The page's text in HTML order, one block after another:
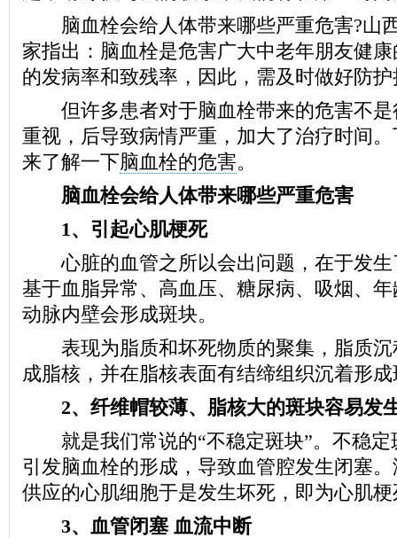
脑血栓会给人体带来哪些严重危害?山
家指出：脑血栓是危害广大中老年朋友健
的发病率和致残率，因此，需及时做好防
但许多患者对于脑血栓带来的危害不是
重视，后导致病情严重，加大了治疗时间
来了解一下脑血栓的危害。
脑血栓会给人体带来哪些严重危害
1、引起心肌梗死
心脏的血管之所以会出问题，在于发生
基于血脂异常、高血压、糖尿病、吸烟、
动脉内壁会形成斑块。
表现为脂质和坏死物质的聚集，脂质沉
成脂核，并在脂核表面有结缔组织沉着形
2、纤维帽较薄、脂核大的斑块容易发
就是我们常说的“不稳定斑块”。不稳定
引发脑血栓的形成，导致血管腔发生闭塞
供应的心肌细胞于是发生坏死，即为心肌
3、血管闭塞 血流中断